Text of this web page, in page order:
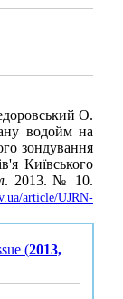
О.
водойм на
зондування
Київського
. 2013. № 10.
article/UJRN-
(2013,